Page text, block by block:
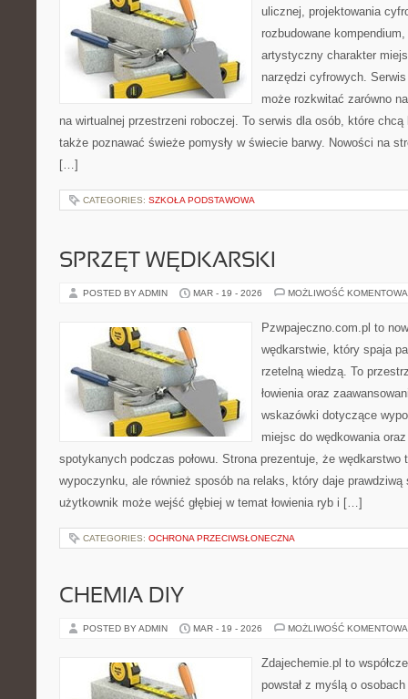
ulicznej, projektowania
rozbudowane
artystyczny charakter
narzędzi cyfrowych.
może rozkwitać zarówno
na wirtualnej przestrzeni roboczej. To serwis dla osób, które
także poznawać świeże pomysły w świecie barwy. Nowości na
[…]
CATEGORIES: SZKOŁA PODSTAWOWA
SPRZĘT WĘDKARSKI
POSTED BY ADMIN MAR - 19 - 2026 MOŻLIWOŚĆ
Pzwpajeczno.com.pl to
wędkarstwie, który spaja
rzetelną wiedzą. To
łowienia oraz
wskazówki dotyczące
miejsc do wędkowania
spotykanych podczas połowu. Strona prezentuje, że wędkarstwo
wypoczynku, ale również sposób na relaks, który daje
użytkownik może wejść głębiej w temat łowienia ryb i […]
CATEGORIES: OCHRONA PRZECIWSŁONECZNA
CHEMIA DIY
POSTED BY ADMIN MAR - 19 - 2026 MOŻLIWOŚĆ
Zdajechemie.pl to
powstał z myślą o